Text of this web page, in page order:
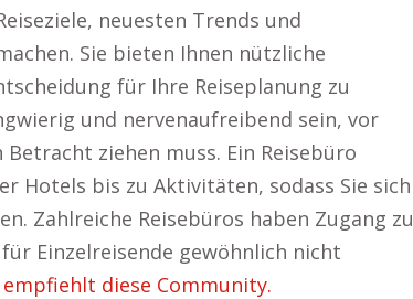
neuesten Trends und
Sie bieten Ihnen nützliche
für Ihre Reiseplanung zu
und nervenaufreibend sein, vor
ziehen muss. Ein Reisebüro
Hotels bis zu Aktivitäten, sodass Sie sich
Zahlreiche Reisebüros haben Zugang zu
Einzelreisende gewöhnlich nicht
empfiehlt diese Community.